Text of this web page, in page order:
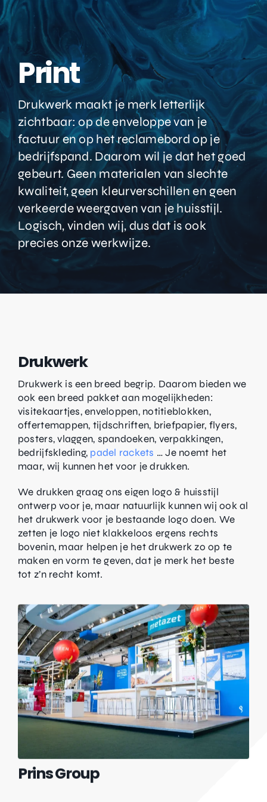
Print
Drukwerk maakt je merk letterlijk
zichtbaar: op de enveloppe van je
factuur en op het reclamebord op je
bedrijfspand. Daarom wil je dat het goed
gebeurt. Geen materialen van slechte
kwaliteit, geen kleurverschillen en geen
verkeerde weergaven van je huisstijl.
Logisch, vinden wij, dus dat is ook
precies onze werkwijze.
Drukwerk
Drukwerk is een breed begrip. Daarom bieden we
ook een breed pakket aan mogelijkheden:
visitekaartjes, enveloppen, notitieblokken,
offertemappen, tijdschriften, briefpapier, flyers,
posters, vlaggen, spandoeken, verpakkingen,
bedrijfskleding, padel rackets … Je noemt het
maar, wij kunnen het voor je drukken.
We drukken graag ons eigen logo & huisstijl
ontwerp voor je, maar natuurlijk kunnen wij ook al
het drukwerk voor je bestaande logo doen. We
zetten je logo niet klakkeloos ergens rechts
bovenin, maar helpen je het drukwerk zo op te
maken en vorm te geven, dat je merk het beste
tot z’n recht komt.
Prins Group